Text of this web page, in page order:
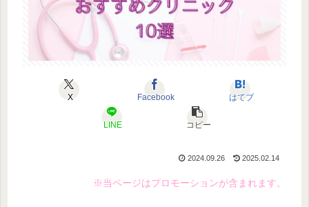
X Facebook はてブ
LINE コピー
2024.09.26 2025.02.14
※当ページはプロモーションが含まれます。